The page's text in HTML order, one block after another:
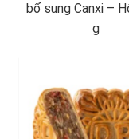
bổ sung Canxi –
g